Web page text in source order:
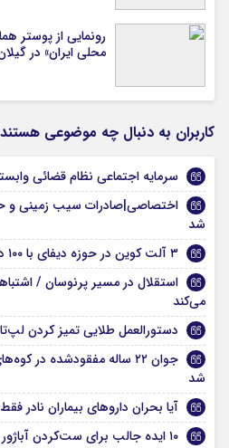
رونمایی از پوستر
محلی ایران» در
کاربران به دنبال چه موضوعی
سرمایه اجتماعی نظام قضائی
شد
۳ آلت کوین در حوزه دیفای با ۱۰۰ درصد سود!
استقلال در مسیر پرنوسان /
می‌کند
دستورالعمل طلایی تمیز کردن
جوان ۲۲ ساله مفقودشده در
شد
آیا بحران داروهای بیماران نادر
۱۰ ایده جالب برای ست‌کردن آباژور چوبی با وسایل خانه